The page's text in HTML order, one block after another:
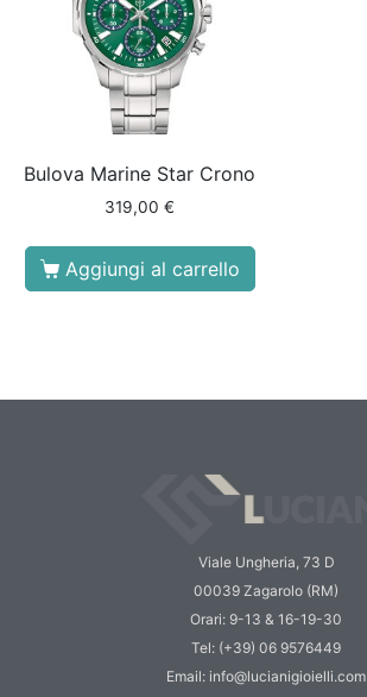
Bulova Marine Star Crono
319,00€
Aggiungi al carrello
Viale Ungheria, 73 D
00039 Zagarolo (RM)
Orari: 9-13 & 16-19-30
Tel: (+39) 06 9576449
Email: info@lucianigioielli.com